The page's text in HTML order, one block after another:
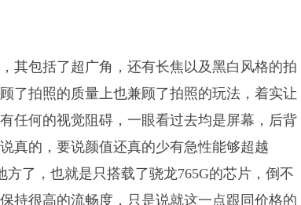
其包括了超广角，还有长焦以及黑白风格的拍
了拍照的质量上也兼顾了拍照的玩法，着实让
任何的视觉阻碍，一眼看过去均是屏幕，后背
真的，要说颜值还真的少有急性能够超越
了，也就是只搭载了骁龙765G的芯片，倒不
持很高的流畅度，只是说就这一点跟同价格的